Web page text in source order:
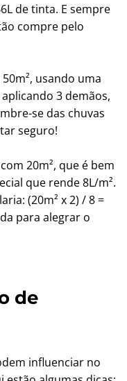
de tinta. E sempre
compre pelo
usando uma
3 demãos,
se das chuvas
seguro!
20m², que é bem
que rende 8L/m².
(20m² x 2) / 8 =
para alegrar o
de
influenciar no